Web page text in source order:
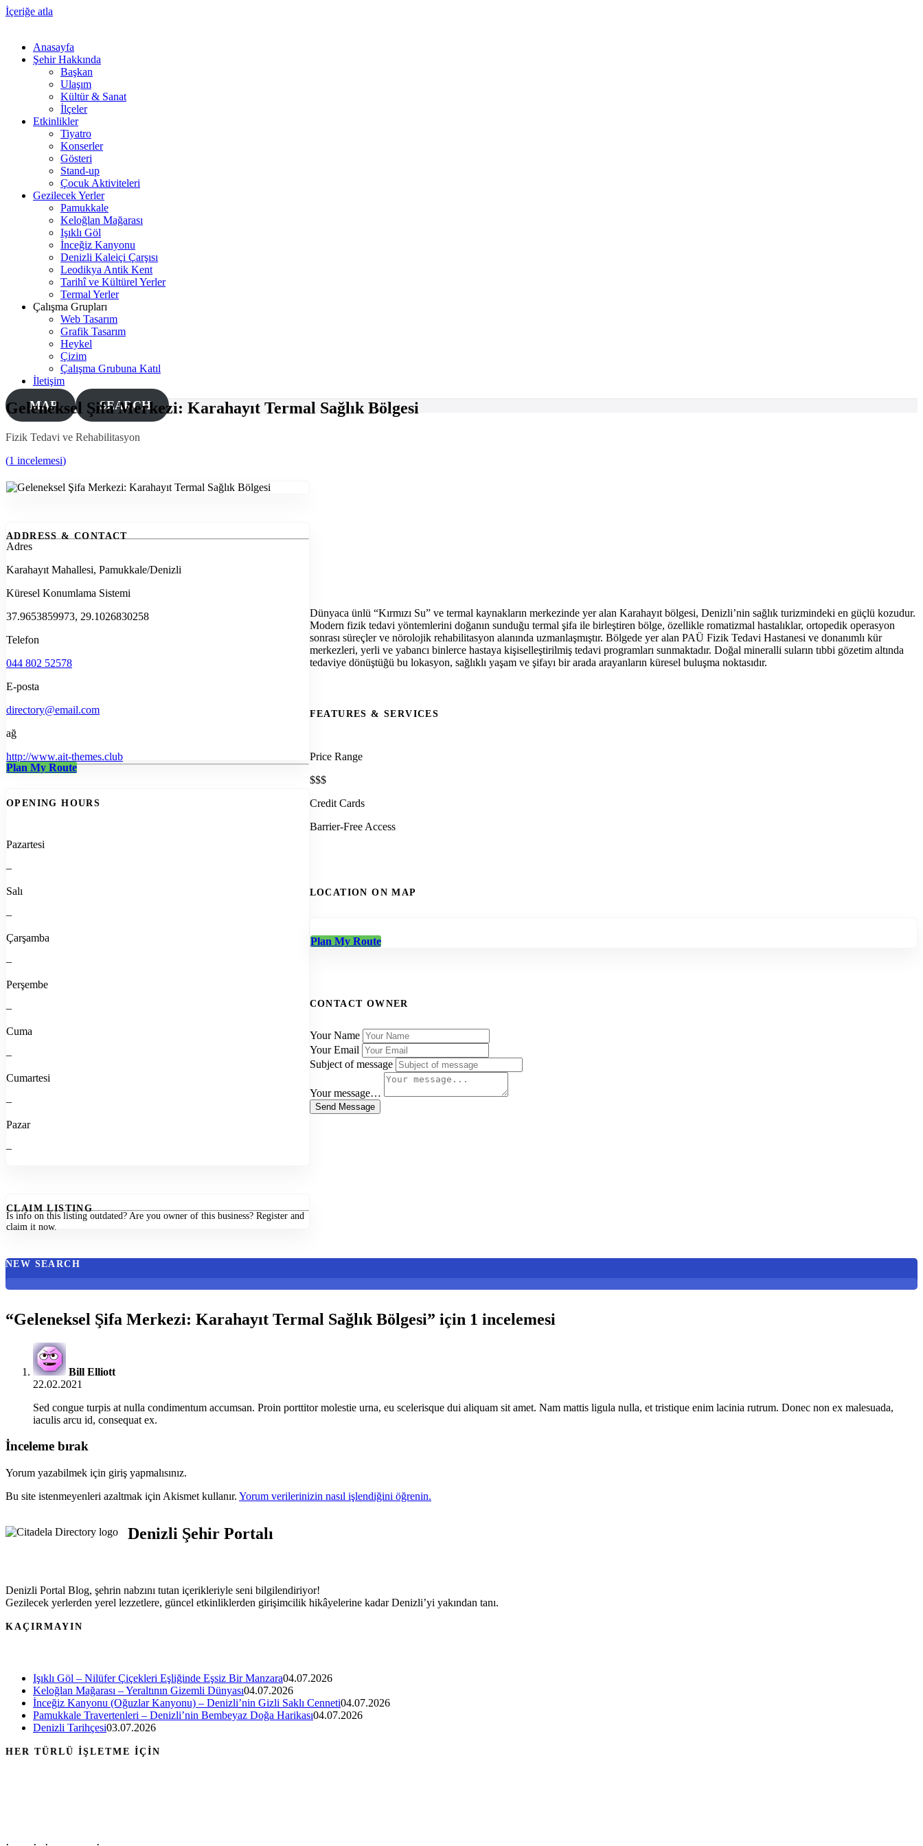
İçeriğe atla
Anasayfa
Şehir Hakkında
Başkan
Ulaşım
Kültür & Sanat
İlçeler
Etkinlikler
Tiyatro
Konserler
Gösteri
Stand-up
Çocuk Aktiviteleri
Gezilecek Yerler
Pamukkale
Keloğlan Mağarası
Işıklı Göl
İnceğiz Kanyonu
Denizli Kaleiçi Çarşısı
Leodikya Antik Kent
Tarihî ve Kültürel Yerler
Termal Yerler
Çalışma Grupları
Web Tasarım
Grafik Tasarım
Heykel
Çizim
Çalışma Grubuna Katıl
İletişim
MAP SEARCH
Geleneksel Şifa Merkezi: Karahayıt Termal Sağlık Bölgesi
Fizik Tedavi ve Rehabilitasyon
(1 incelemesi)
ADDRESS & CONTACT
Adres
Karahayıt Mahallesi, Pamukkale/Denizli
Küresel Konumlama Sistemi
37.9653859973, 29.1026830258
Telefon
044 802 52578
E-posta
directory@email.com
ağ
http://www.ait-themes.club
Plan My Route
OPENING HOURS
Pazartesi
–
Salı
–
Çarşamba
–
Perşembe
–
Cuma
–
Cumartesi
–
Pazar
–
CLAIM LISTING
Is info on this listing outdated? Are you owner of this business? Register and
claim it now.
Dünyaca ünlü “Kırmızı Su” ve termal kaynakların merkezinde yer alan Karahayıt bölgesi, Denizli’nin sağlık turizmindeki en güçlü kozudur.
Modern fizik tedavi yöntemlerini doğanın sunduğu termal şifa ile birleştiren bölge, özellikle romatizmal hastalıklar, ortopedik operasyon
sonrası süreçler ve nörolojik rehabilitasyon alanında uzmanlaşmıştır. Bölgede yer alan PAÜ Fizik Tedavi Hastanesi ve donanımlı kür
merkezleri, yerli ve yabancı binlerce hastaya kişiselleştirilmiş tedavi programları sunmaktadır. Doğal mineralli suların tıbbi gözetim altında
tedaviye dönüştüğü bu lokasyon, sağlıklı yaşam ve şifayı bir arada arayanların küresel buluşma noktasıdır.
FEATURES & SERVICES
Price Range
$$$
Credit Cards
Barrier-Free Access
LOCATION ON MAP
Plan My Route
CONTACT OWNER
Your Name
Your Email
Subject of message
Your message…
Send Message
NEW SEARCH
“Geleneksel Şifa Merkezi: Karahayıt Termal Sağlık Bölgesi” için 1 incelemesi
Bill Elliott
22.02.2021
Sed congue turpis at nulla condimentum accumsan. Proin porttitor molestie urna, eu scelerisque dui aliquam sit amet. Nam mattis ligula nulla, et tristique enim lacinia rutrum. Donec non ex malesuada,
iaculis arcu id, consequat ex.
İnceleme bırak
Yorum yazabilmek için giriş yapmalısınız.
Bu site istenmeyenleri azaltmak için Akismet kullanır. Yorum verilerinizin nasıl işlendiğini öğrenin.
Denizli Şehir Portalı
Denizli Portal Blog, şehrin nabzını tutan içerikleriyle seni bilgilendiriyor!
Gezilecek yerlerden yerel lezzetlere, güncel etkinliklerden girişimcilik hikâyelerine kadar Denizli’yi yakından tanı.
KAÇIRMAYIN
Işıklı Göl – Nilüfer Çiçekleri Eşliğinde Eşsiz Bir Manzara04.07.2026
Keloğlan Mağarası – Yeraltının Gizemli Dünyası04.07.2026
İnceğiz Kanyonu (Oğuzlar Kanyonu) – Denizli’nin Gizli Saklı Cenneti04.07.2026
Pamukkale Travertenleri – Denizli’nin Bembeyaz Doğa Harikası04.07.2026
Denizli Tarihçesi03.07.2026
HER TÜRLÜ İŞLETME İÇİN